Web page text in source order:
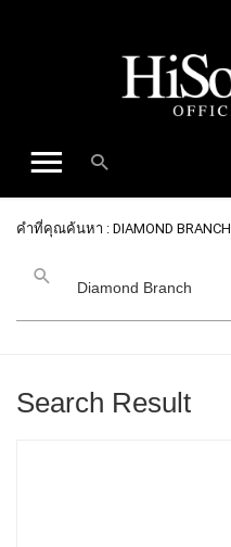
คำที่คุณค้นหา : DIAMOND BRANCH
Search Result